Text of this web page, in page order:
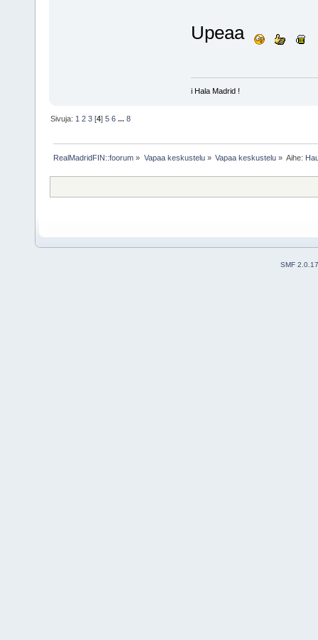
Upeaa
i Hala Madrid !
Sivuja: 1 2 3 [4]5 6 ...8
RealMadridFIN::foorum » Vapaa keskustelu» Vapaa keskustelu» Aihe:
SMF 2.0.17